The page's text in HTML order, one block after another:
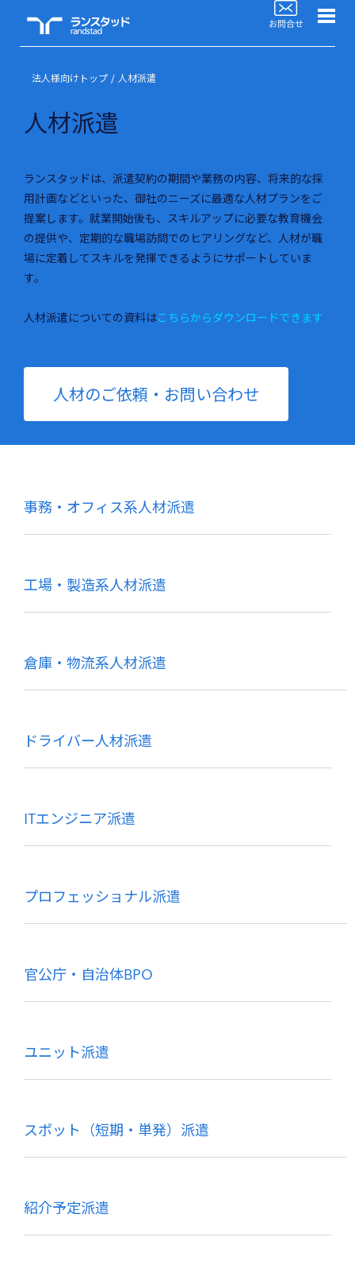
法人様向けトップ 人材派遣
人材派遣
ランスタッドは、派遣契約の期間や業務の内容、将来的な採
用計画などといった、御社のニーズに最適な人材プランをご
提案します。就業開始後も、スキルアップに必要な教育機会
の提供や、定期的な職場訪問でのヒアリングなど、人材が職
場に定着してスキルを発揮できるようにサポートしていま
す。
人材派遣についての資料はこちらからダウンロードできます
人材のご依頼・お問い合わせ
事務・オフィス系人材派遣
工場・製造系人材派遣
倉庫・物流系人材派遣
ドライバー人材派遣
ITエンジニア派遣
プロフェッショナル派遣
官公庁・自治体BPO
ユニット派遣
スポット（短期・単発）派遣
紹介予定派遣
WorkforceBiz
ブログTOP
よくあるご質問
セミナー情報
人材のご依頼ご相談